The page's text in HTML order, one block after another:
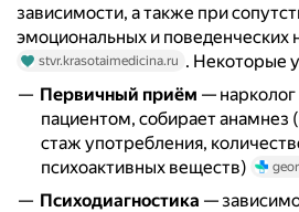
зависимости, а также при
эмоциональных и поведенческих
stvr.krasotaimedicina.ru . Некоторые
Первичный приём — нарколог
пациентом, собирает анамнез
стаж употребления,
психоактивных веществ)
Психодиагностика —